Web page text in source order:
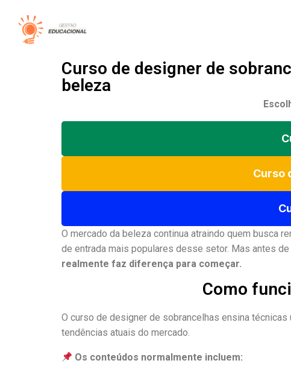
Curso de designer de
beleza
Curso
O mercado da beleza continua atraindo quem busca
de entrada mais populares desse setor. Mas antes
realmente faz diferença para começar.
Como
O curso de designer de sobrancelhas ensina
tendências atuais do mercado.
Os conteúdos normalmente incluem: